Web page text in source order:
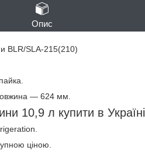
Опис
BLR/SLA-215(210)
— 624 мм.
10,9 л купити в Україні
ціною.